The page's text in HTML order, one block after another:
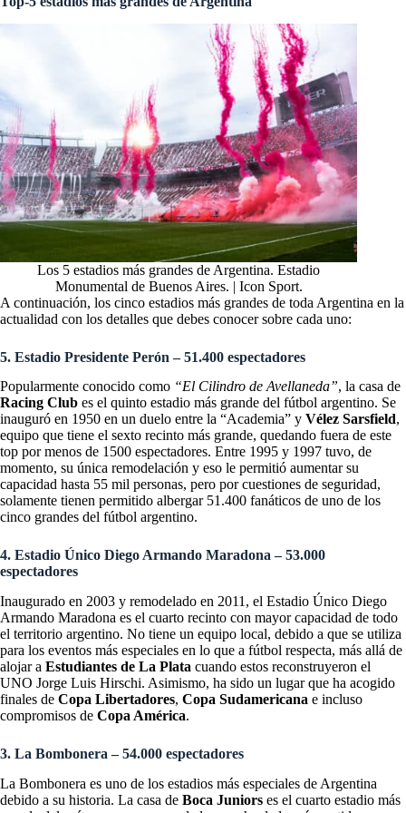
Los 5 estadios más grandes de Argentina. Estadio
Monumental de Buenos Aires. | Icon Sport.
A continuación, los cinco estadios más grandes de toda Argentina en la
actualidad con los detalles que debes conocer sobre cada uno:
5. Estadio Presidente Perón – 51.400 espectadores
Popularmente conocido como “El Cilindro de Avellaneda”, la casa de
Racing Club es el quinto estadio más grande del fútbol argentino. Se
inauguró en 1950 en un duelo entre la “Academia” y Vélez Sarsfield,
equipo que tiene el sexto recinto más grande, quedando fuera de este
top por menos de 1500 espectadores. Entre 1995 y 1997 tuvo, de
momento, su única remodelación y eso le permitió aumentar su
capacidad hasta 55 mil personas, pero por cuestiones de seguridad,
solamente tienen permitido albergar 51.400 fanáticos de uno de los
cinco grandes del fútbol argentino.
4. Estadio Único Diego Armando Maradona – 53.000
espectadores
Inaugurado en 2003 y remodelado en 2011, el Estadio Único Diego
Armando Maradona es el cuarto recinto con mayor capacidad de todo
el territorio argentino. No tiene un equipo local, debido a que se utiliza
para los eventos más especiales en lo que a fútbol respecta, más allá de
alojar a Estudiantes de La Plata cuando estos reconstruyeron el
UNO Jorge Luis Hirschi. Asimismo, ha sido un lugar que ha acogido
finales de Copa Libertadores, Copa Sudamericana e incluso
compromisos de Copa América.
3. La Bombonera – 54.000 espectadores
La Bombonera es uno de los estadios más especiales de Argentina
debido a su historia. La casa de Boca Juniors es el cuarto estadio más